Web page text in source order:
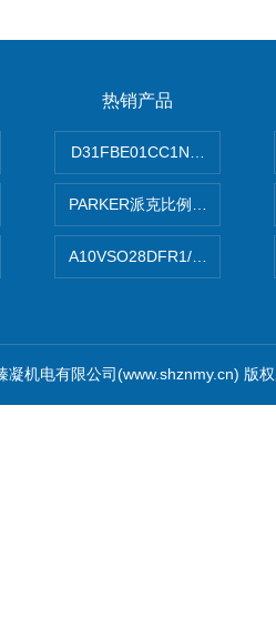
热销产品
PARKER派克比例阀 柱塞泵
A10VSO28DFR1/
机电有限公司(www.shznmy.cn) 版